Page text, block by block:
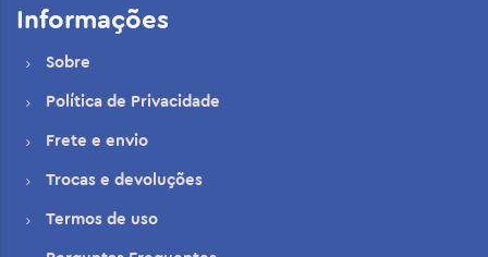
Informações
Sobre
Política de Privacidade
Frete e envio
Trocas e devoluções
Termos de uso